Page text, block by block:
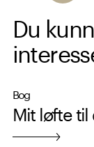
Du
Bog
Mit løfte